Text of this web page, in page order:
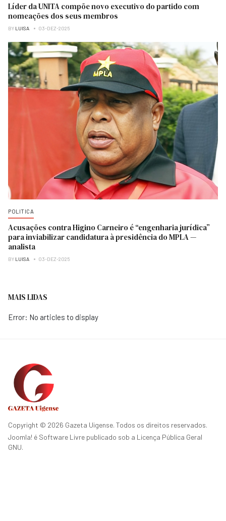
Líder da UNITA compõe novo executivo do partido com
nomeações dos seus membros
BY LUISA 03-DEZ-2025
POLITICA
Acusações contra Higino Carneiro é “engenharia jurídica”
para inviabilizar candidatura à presidência do MPLA —
analista
BY LUISA 03-DEZ-2025
MAIS LIDAS
Error: No articles to display
Copyright © 2026 Gazeta Uigense. Todos os direitos reservados.
Joomla! é Software Livre publicado sob a Licença Pública Geral
GNU.